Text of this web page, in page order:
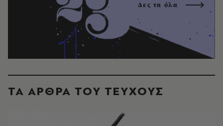
Δες τα όλα
ΤΑ ΑΡΘΡΑ ΤΟΥ ΤΕΥΧΟΥΣ